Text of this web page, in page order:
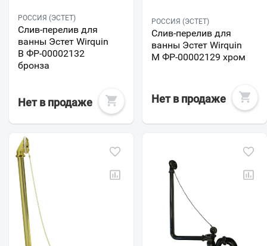
РОССИЯ (ЭСТЕТ)
Слив-перелив для
ванны Эстет Wirquin
В ФР-00002132
бронза
Нет в продаже
РОССИЯ (ЭСТЕТ)
Слив-перелив для
ванны Эстет Wirquin
М ФР-00002129 хром
Нет в продаже